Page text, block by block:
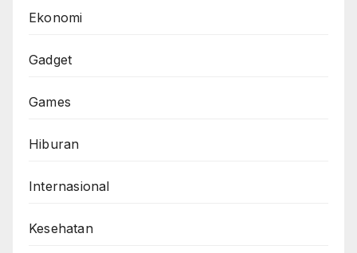
Ekonomi
Gadget
Games
Hiburan
Internasional
Kesehatan